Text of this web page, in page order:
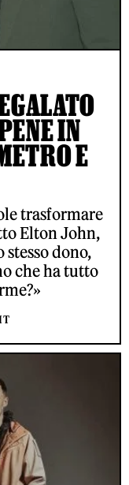
IN
E
trasformare
Elton John,
dono,
che ha tutto